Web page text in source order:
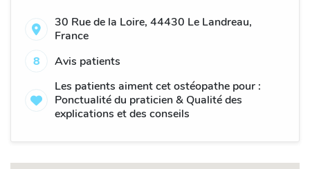
30 Rue de la Loire, 44430 Le Landreau,
France
8
Avis patients
Les patients aiment cet ostéopathe pour :
Ponctualité du praticien & Qualité des
explications et des conseils